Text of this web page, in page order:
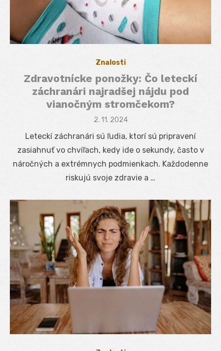
Znalosti
Zdravotnícke ponožky: Čo leteckí
záchranári najradšej nájdu pod
vianočným stromčekom?
Posted
2. 11. 2024
Leteckí záchranári sú ľudia, ktorí sú pripravení
zasiahnuť vo chvíľach, kedy ide o sekundy, často v
náročných a extrémnych podmienkach. Každodenne
riskujú svoje zdravie a …